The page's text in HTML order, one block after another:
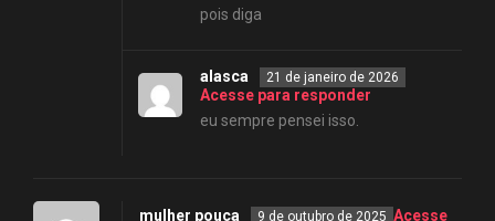
pois diga
alasca 21 de janeiro de 2026
Acesse para responder
eu sempre pensei isso.
mulher pouca 9 de outubro de 2025 Acesse